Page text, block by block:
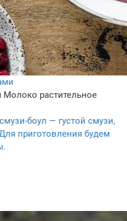
Молоко растительное
боул — густой смузи,
приготовления будем